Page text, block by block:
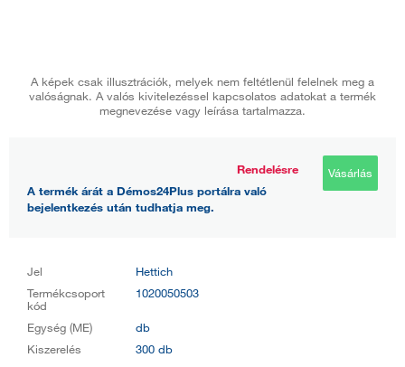
A képek csak illusztrációk, melyek nem feltétlenül felelnek meg a
valóságnak. A valós kivitelezéssel kapcsolatos adatokat a termék
megnevezése vagy leírása tartalmazza.
Rendelésre
A termék árát a Démos24Plus portálra való
bejelentkezés után tudhatja meg.
Vásárlás
Jel
Hettich
Termékcsoport
kód
1020050503
Egység (ME)
db
Kiszerelés
300 db